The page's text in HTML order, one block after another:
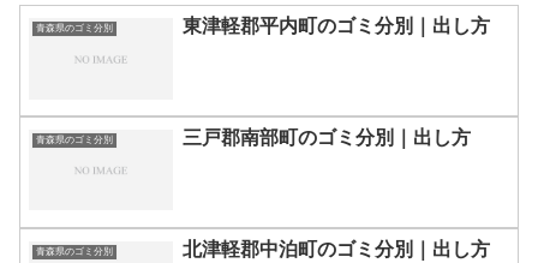
青森県のゴミ分別 東津軽郡平内町のゴミ分別｜出し方
青森県のゴミ分別 三戸郡南部町のゴミ分別｜出し方
青森県のゴミ分別 北津軽郡中泊町のゴミ分別｜出し方